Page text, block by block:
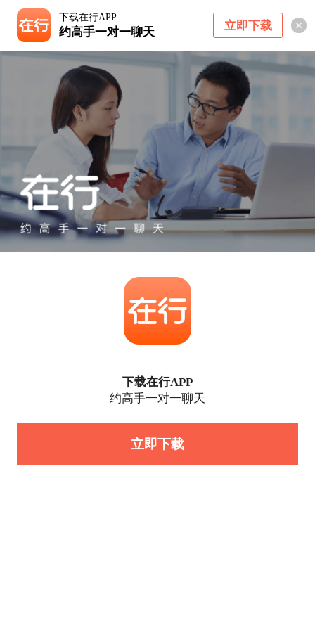
下载在行APP
约高手一对一聊天 立即下载
下载在行APP
约高手一对一聊天
立即下载